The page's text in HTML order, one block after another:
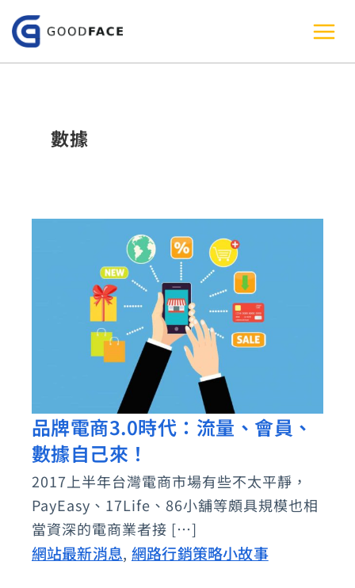
至
主
數據
品牌電商3.0時代：流量、會員、
數據自己來！
2017上半年台灣電商市場有些不太平靜，
PayEasy、17Life、86小舖等頗具規模也相
當資深的電商業者接 […]
網站最新消息, 網路行銷策略小故事
品
牌
電
商
3.0
時